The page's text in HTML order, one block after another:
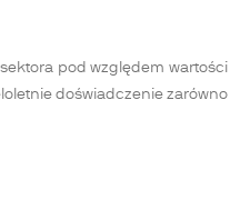
pod względem wartości
doświadczenie zarówno